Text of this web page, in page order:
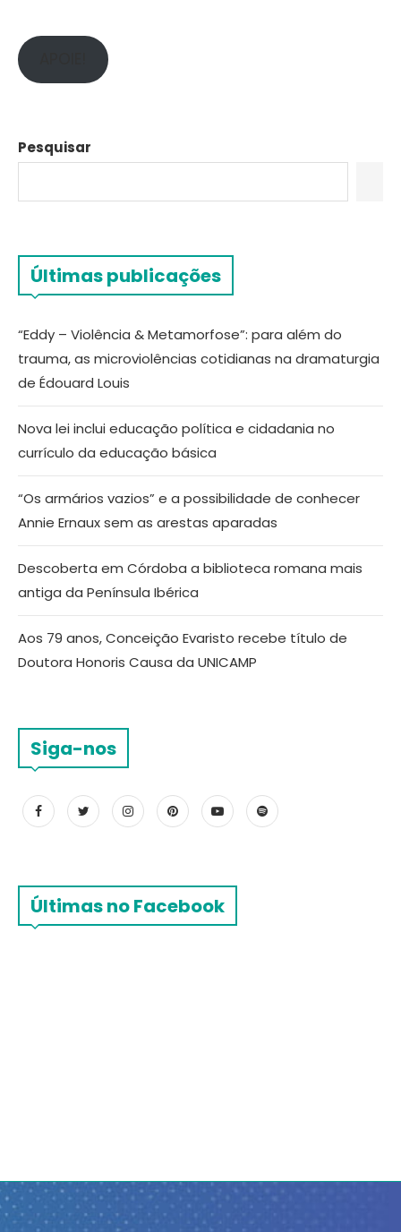
Pesquisar
Últimas publicações
“Eddy – Violência & Metamorfose”: para além do
trauma, as microviolências cotidianas na dramaturgia
de Édouard Louis
Nova lei inclui educação política e cidadania no
currículo da educação básica
“Os armários vazios” e a possibilidade de conhecer
Annie Ernaux sem as arestas aparadas
Descoberta em Córdoba a biblioteca romana mais
antiga da Península Ibérica
Aos 79 anos, Conceição Evaristo recebe título de
Doutora Honoris Causa da UNICAMP
Siga-nos
Últimas no Facebook